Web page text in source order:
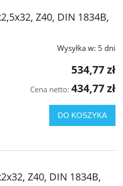
Z40, DIN 1834B,
Wysyłka w: 5 dni
534,77 zł
Cena netto: 434,77 zł
DO KOSZYKA
Z40, DIN 1834B,